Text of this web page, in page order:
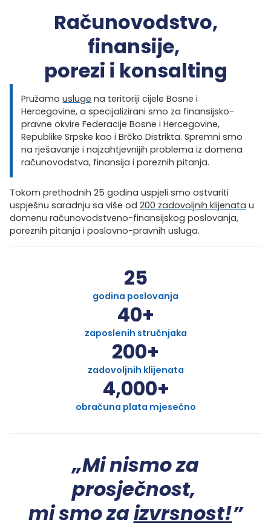
Računovodstvo,
finansije,
porezi i konsalting
Pružamousluge na teritoriji cijele Bosne i
Hercegovine, a specijalizirani smo za finansijsko-
pravne okvire Federacije Bosne i Hercegovine,
Republike Srpske kao i Brčko Distrikta. Spremni smo
na rješavanje i najzahtjevnijih problema iz domena
računovodstva, finansija i poreznih pitanja.
Tokom prethodnih 25 godina uspjeli smo ostvariti
uspješnu saradnju sa više od 200 zadovoljnih klijenata u
domenu računovodstveno-finansijskog poslovanja,
poreznih pitanja i poslovno-pravnih usluga.
godina poslovanja
25
zaposlenih stručnjaka
40+
zadovoljnih klijenata
200+
obračuna plata mjesečno
4,000+
„Mi nismo za
prosječnost,
mi smo zaizvrsnost!”